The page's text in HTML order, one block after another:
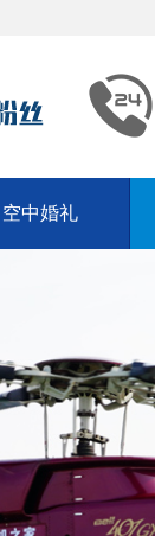
空中婚礼